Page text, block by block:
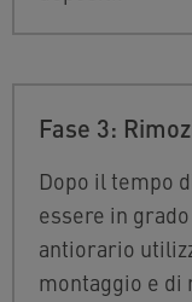
Fase 3:
Dopo il tempo
essere in
antiorario
montaggio e di